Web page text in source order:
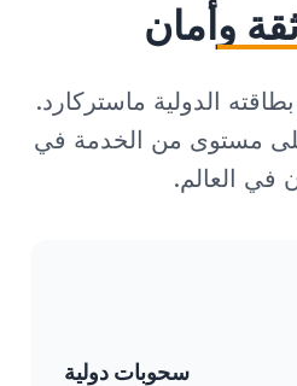
وأمان
الدولية ماستركارد.
مستوى من الخدمة في
في العالم.
سحوبات دولية